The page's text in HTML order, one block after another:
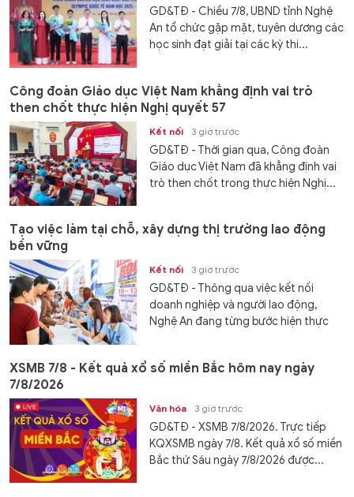
GD&TĐ - Chiều 7/8, UBND tỉnh Nghệ
An tổ chức gặp mặt, tuyên dương các
học sinh đạt giải tại các kỳ thi...
Công đoàn Giáo dục Việt Nam khẳng định vai trò
then chốt thực hiện Nghị quyết 57
Kết nối 3 giờ trước
GD&TĐ - Thời gian qua, Công đoàn
Giáo dục Việt Nam đã khẳng định vai
trò then chốt trong thực hiện Nghị...
Tạo việc làm tại chỗ, xây dựng thị trường lao động
bền vững
Kết nối 3 giờ trước
GD&TĐ - Thông qua việc kết nối
doanh nghiệp và người lao động,
Nghệ An đang từng bước hiện thực
XSMB 7/8 - Kết quả xổ số miền Bắc hôm nay ngày
7/8/2026
Văn hóa 3 giờ trước
GD&TĐ - XSMB 7/8/2026. Trực tiếp
KQXSMB ngày 7/8. Kết quả xổ số miền
Bắc thứ Sáu ngày 7/8/2026 được...